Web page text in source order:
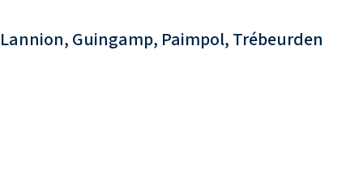
Lannion, Guingamp, Paimpol, Trébeurden